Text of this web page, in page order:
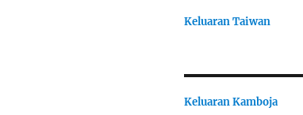
Keluaran Taiwan
Keluaran Kamboja